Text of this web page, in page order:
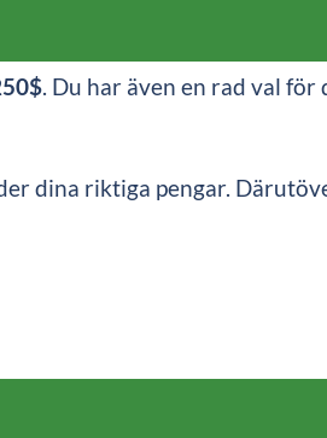
. Du har även en rad val för
dina riktiga pengar.